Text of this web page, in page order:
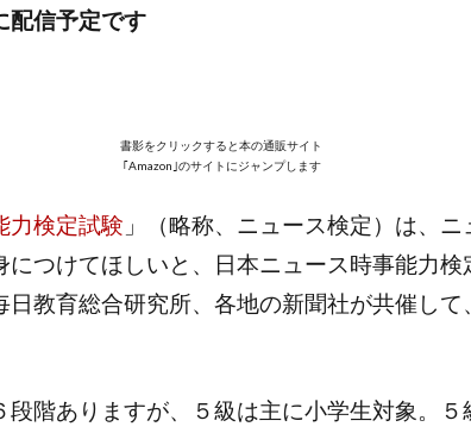
配信予定です
書影をクリックすると本の通販サイト
｢Amazon｣のサイトにジャンプします
力検定試験 」（略称、ニュース検定）は、
につけてほしいと、日本ニュース時事能力
日教育総合研究所、各地の新聞社が共催して
階ありますが、５級は主に小学生対象。５